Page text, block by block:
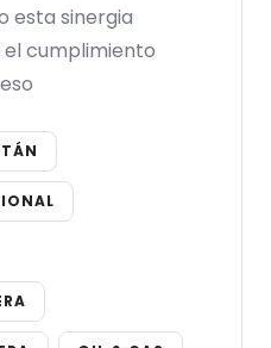
esta sinergia
cumplimiento